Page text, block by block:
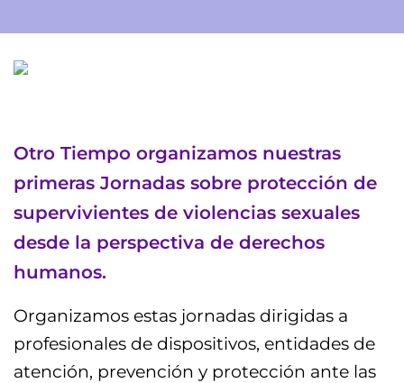
Otro Tiempo organizamos nuestras
primeras Jornadas sobre protección de
supervivientes de violencias sexuales
desde la perspectiva de derechos
humanos.
Organizamos estas jornadas dirigidas a
profesionales de dispositivos, entidades de
atención, prevención y protección ante las